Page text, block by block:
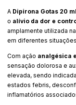
A Dipirona Gotas 20 ml
o alívio da dor e
amplamente utilizada
em diferentes
Com ação analgésica
sensação dolorosa e
elevada, sendo
estados febris,
inflamatórios